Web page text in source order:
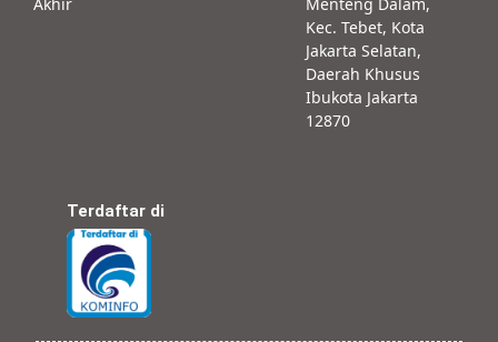
Kec. Tebet, Kota
Jakarta Selatan,
Daerah Khusus
Ibukota Jakarta
12870
Terdaftar di